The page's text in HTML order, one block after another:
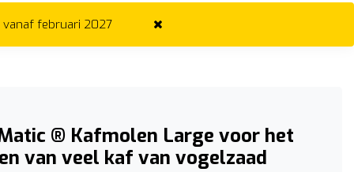
vanaf februari 2027
® Kafmolen Large voor het
van veel kaf van vogelzaad